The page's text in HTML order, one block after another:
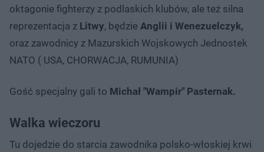
u
u
r
o
u
oktagonie fighterzy z podlaskich klubów, ale też silna
reprezentacja z Litwy, będzie Anglii i Wenezuelczyk,
oraz zawodnicy z Mazurskich Wojskowych Jednostek
NATO ( USA, CHORWACJA, RUMUNIA)
Gość specjalny gali to Michał "Wampir" Pasternak.
Walka wieczoru
Tu dojedzie do starcia zawodnika polsko-włoskiej krwi